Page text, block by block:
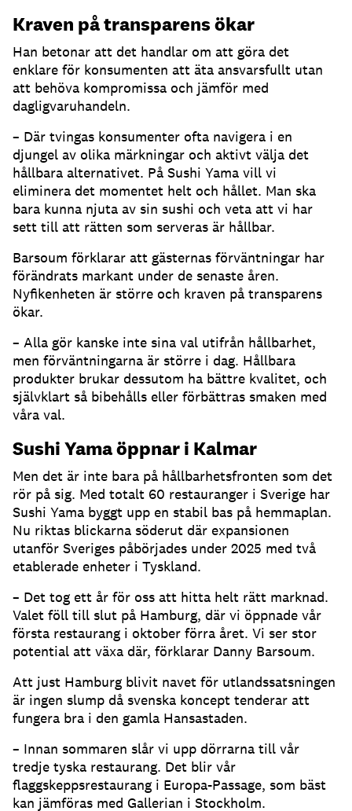
Kraven på transparens ökar
Han betonar att det handlar om att göra det
enklare för konsumenten att äta ansvarsfullt utan
att behöva kompromissa och jämför med
dagligvaruhandeln.
– Där tvingas konsumenter ofta navigera i en
djungel av olika märkningar och aktivt välja det
hållbara alternativet. På Sushi Yama vill vi
eliminera det momentet helt och hållet. Man ska
bara kunna njuta av sin sushi och veta att vi har
sett till att rätten som serveras är hållbar.
Barsoum förklarar att gästernas förväntningar har
förändrats markant under de senaste åren.
Nyfikenheten är större och kraven på transparens
ökar.
– Alla gör kanske inte sina val utifrån hållbarhet,
men förväntningarna är större i dag. Hållbara
produkter brukar dessutom ha bättre kvalitet, och
självklart så bibehålls eller förbättras smaken med
våra val.
Sushi Yama öppnar i Kalmar
Men det är inte bara på hållbarhetsfronten som det
rör på sig. Med totalt 60 restauranger i Sverige har
Sushi Yama byggt upp en stabil bas på hemmaplan.
Nu riktas blickarna söderut där expansionen
utanför Sveriges påbörjades under 2025 med två
etablerade enheter i Tyskland.
– Det tog ett år för oss att hitta helt rätt marknad.
Valet föll till slut på Hamburg, där vi öppnade vår
första restaurang i oktober förra året. Vi ser stor
potential att växa där, förklarar Danny Barsoum.
Att just Hamburg blivit navet för utlandssatsningen
är ingen slump då svenska koncept tenderar att
fungera bra i den gamla Hansastaden.
– Innan sommaren slår vi upp dörrarna till vår
tredje tyska restaurang. Det blir vår
flaggskeppsrestaurang i Europa-Passage, som bäst
kan jämföras med Gallerian i Stockholm.